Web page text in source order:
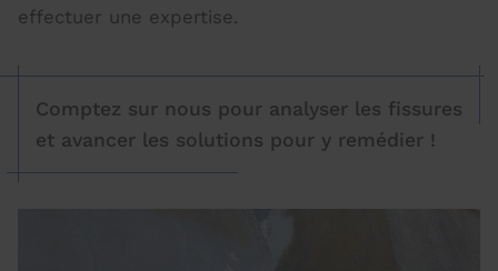
effectuer une expertise.
Comptez sur nous pour analyser les fissures
et avancer les solutions pour y remédier !